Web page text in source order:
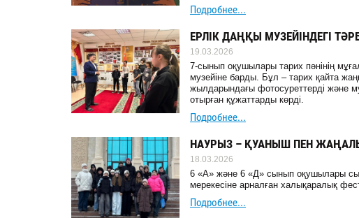
Подробнее...
ЕРЛІК ДАҢҚЫ МУЗЕЙІНДЕГІ
19.03.2026
7-сынып оқушылары тарих пәнінің
музейіне барды. Бұл – тарих қайта
жылдарындағы фотосуреттерді және
отырған құжаттарды көрді.
Подробнее...
НАУРЫЗ – ҚУАНЫШ ПЕН
18.03.2026
6 «А» және 6 «Д» сынып оқушылары
мерекесіне арналған халықаралық
Подробнее...